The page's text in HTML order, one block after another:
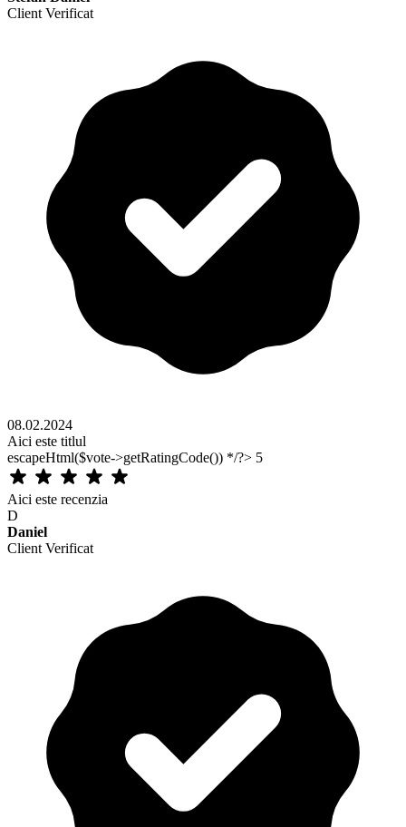
Client Verificat
08.02.2024
Aici este titlul
escapeHtml($vote->getRatingCode()) */?> 5
Aici este recenzia
D
Daniel
Client Verificat